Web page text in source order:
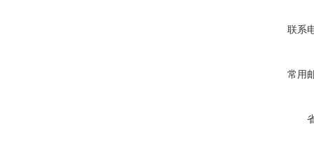
联系
常用